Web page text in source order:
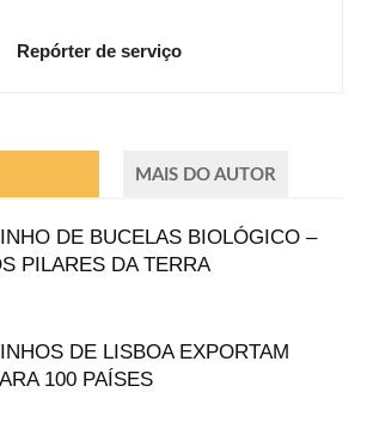
Repórter de serviço
MAIS DO AUTOR
DE BUCELAS BIOLÓGICO –
PILARES DA TERRA
DE LISBOA EXPORTAM
100 PAÍSES